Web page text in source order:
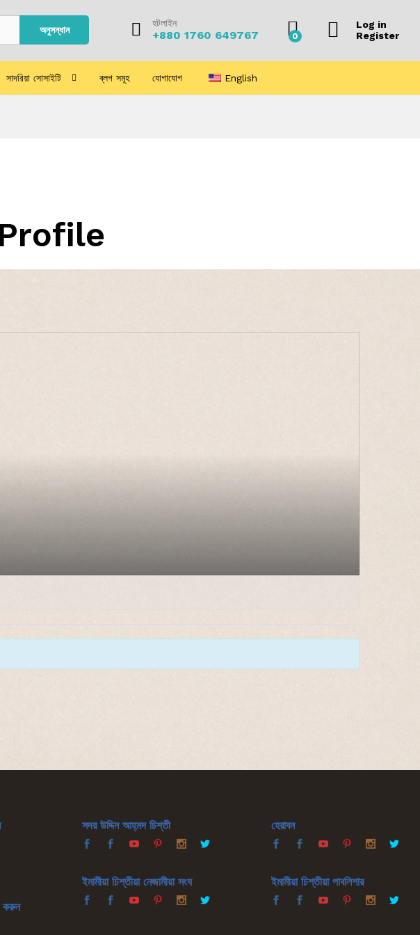
অনুসন্ধান
হটলাইন
+880 1760 649767 0
Log in
Register
সাদরিয়া সোসাইটি ব্লগ সমূহ যোগাযোগ English
করুন
সদর উদ্দিন আহ্‌মদ চিশ্‌তী
ইমামীয়া চিশ্‌তীয়া নেজামীয়া সংঘ
হেরাবন
ইমামীয়া চিশ্‌তীয়া পাবলিশার